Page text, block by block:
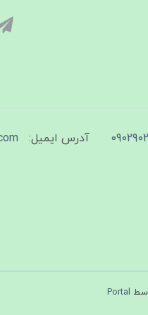
آدرس ایمیل:
Portal